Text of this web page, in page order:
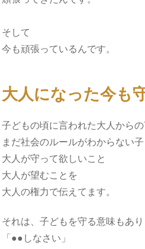
そして
今も頑張っているんです。
大人になった今も
子どもの頃に言われた大人から
まだ社会のルールがわからない
大人が守って欲しいこと
大人が望むことを
大人の権力で伝えてます。
それは、子どもを守る意味もあ
「●●しなさい」